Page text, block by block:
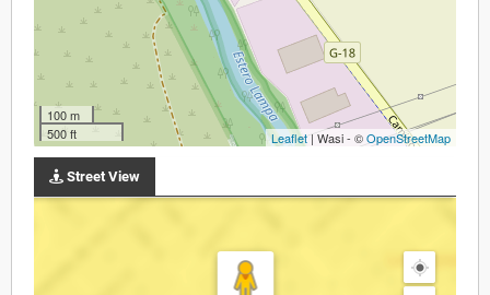
100 m
500 ft
Leaflet | Wasi - ©OpenStreetMap
Street View